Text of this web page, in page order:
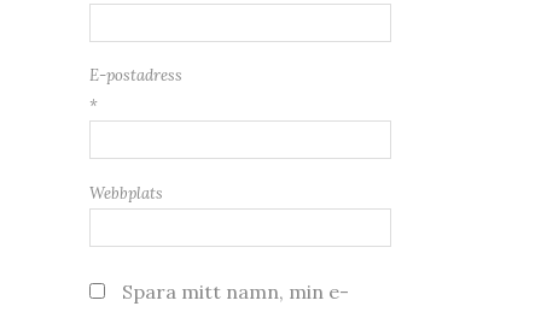
E-postadress
*
Webbplats
Spara mitt namn, min e-